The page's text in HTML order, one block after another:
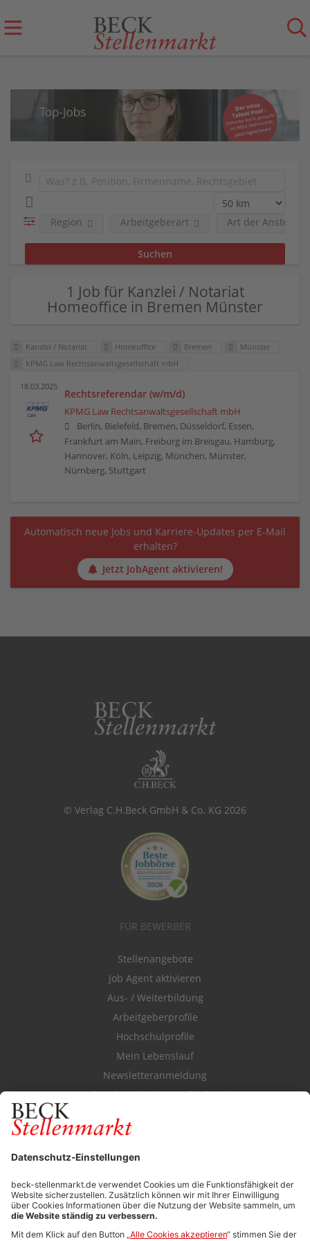
Region Arbeitgeberart Art der
1 Job für Kanzlei / Notariat
Homeoffice in Bremen Münster
Kanzlei / Notariat Homeoffice Bremen
Münster
KPMG Law Rechtsanwaltsgesellschaft mbH
18.03.2025
Rechtsreferendar (w/m/d)
KPMG Law Rechtsanwaltsgesellschaft mbH
Berlin, Bielefeld, Bremen, Düsseldorf, Essen,
Frankfurt am Main, Freiburg im Breisgau, Hamburg,
Hannover, Köln, Leipzig, München, Münster,
Nürnberg, Stuttgart
Automatisch neue Jobs und Karriere-Updates per E-Mail
erhalten?
Jetzt JobAgent aktivieren!
© Verlag C.H.Beck GmbH & Co. KG 2026
FÜR BEWERBER
Stellenangebote
Job Agent aktivieren
Aus- / Weiterbildung
Arbeitgeberprofile
Hochschulprofile
Mein Lebenslauf
Newsletteranmeldung
Durchsuchen Sie den Stellenkatalog
FÜR ARBEITGEBER
Stellenmarktpreise
Anzeigen-AGB
Media-Daten
Newsletteranmeldung
Produktübersicht